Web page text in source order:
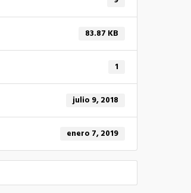
83.87 KB
1
julio 9, 2018
enero 7, 2019